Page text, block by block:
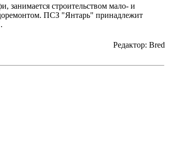
занимается строительством мало- и
ПСЗ "Янтарь" принадлежит
Редактор: Bred